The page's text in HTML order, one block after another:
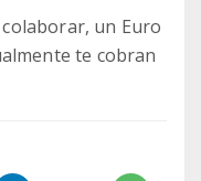
un Euro
te cobran